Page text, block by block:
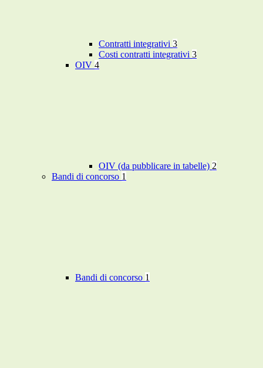
Contratti integrativi 3
Costi contratti integrativi 3
OIV 4
OIV (da pubblicare in tabelle) 2
Bandi di concorso 1
Bandi di concorso 1